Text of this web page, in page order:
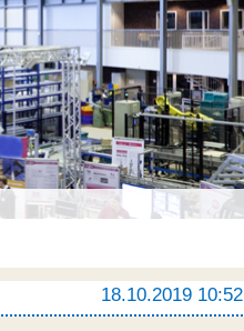
18.10.2019 10:52